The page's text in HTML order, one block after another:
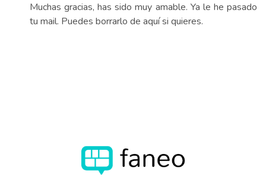
Muchas gracias, has sido muy amable. Ya le he pasado
tu mail. Puedes borrarlo de aquí si quieres.